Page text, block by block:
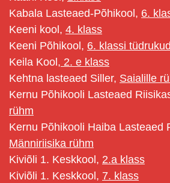
Kabala Lasteaed-Põhikool, 6.
Keeni kool, 4. klass
Keeni Põhikool, 6. klassi tüdrukud
Keila Kool, 2. e klass
Kehtna lasteaed Siller, Saialille
Kernu Põhikooli Lasteaed
rühm
Kernu Põhikooli Haiba Lasteaed
Männiriisika rühm
Kiviõli 1. Keskkool, 2.a klass
Kiviõli 1. Keskkool, 7. klass